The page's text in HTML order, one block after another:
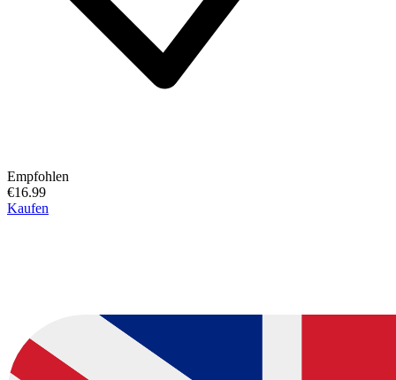
Empfohlen
€16.99
Kaufen